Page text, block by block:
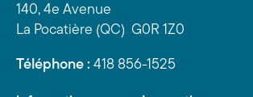
140, 4e Avenue
La Pocatière (QC) G0R 1Z0
Téléphone : 418 856-1525